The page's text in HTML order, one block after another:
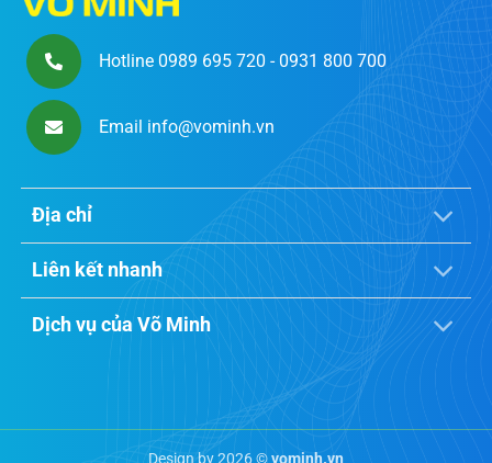
Hotline 0989 695 720 - 0931 800 700
Email info@vominh.vn
Địa chỉ
Liên kết nhanh
Dịch vụ của Võ Minh
Design by 2026 ©vominh.vn